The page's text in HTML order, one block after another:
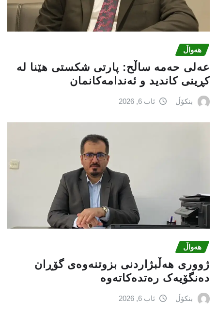
هەواڵ
عه‌لی‌ حه‌مه‌ ساڵح: پارتی‌ شكستی‌ هێنا له‌
كڕینی‌ كاندید و ئه‌ندامه‌كانمان
بنکۆڵ ئاب 6, 2026
هەواڵ
ژووری هەڵبژاردنی بزوتنەوەى گۆڕان
دەنگۆیەک رەتدەکاتەوە
بنکۆڵ ئاب 6, 2026